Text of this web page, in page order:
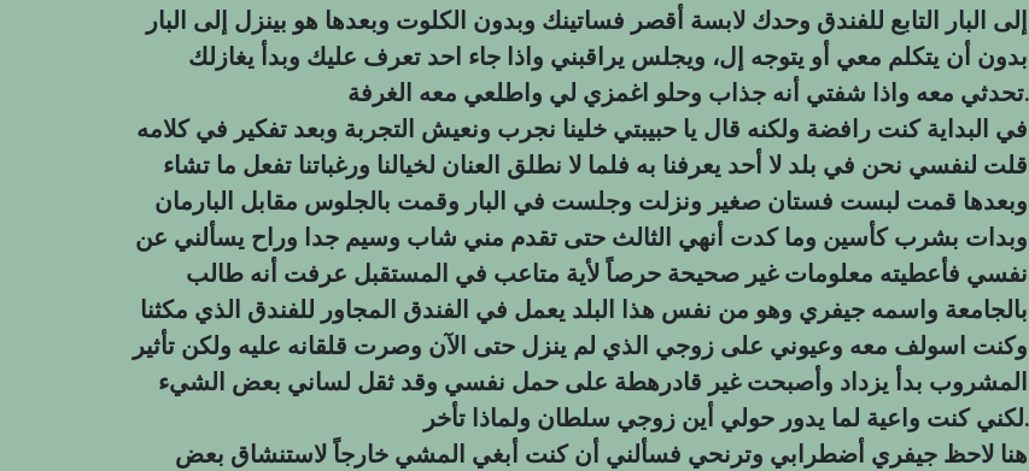
إلى البار التابع للفندق وحدك لابسة أقصر فساتينك وبدون الكلوت وبعدها هو بينزل إلى البار
بدون أن يتكلم معي أو يتوجه إل، ويجلس يراقبني واذا جاء احد تعرف عليك وبدأ يغازلك
تحدثي معه واذا شفتي أنه جذاب وحلو اغمزي لي واطلعي معه الغرفة.
في البداية كنت رافضة ولكنه قال يا حبيبتي خلينا نجرب ونعيش التجربة وبعد تفكير في كلامه
قلت لنفسي نحن في بلد لا أحد يعرفنا به فلما لا نطلق العنان لخيالنا ورغباتنا تفعل ما تشاء
وبعدها قمت لبست فستان صغير ونزلت وجلست في البار وقمت بالجلوس مقابل البارمان
وبدات بشرب كأسين وما كدت أنهي الثالث حتى تقدم مني شاب وسيم جدا وراح يسألني عن
نفسي فأعطيته معلومات غير صحيحة حرصاً لأية متاعب في المستقبل عرفت أنه طالب
بالجامعة واسمه جيفري وهو من نفس هذا البلد يعمل في الفندق المجاور للفندق الذي مكثنا
وكنت اسولف معه وعيوني على زوجي الذي لم ينزل حتى الآن وصرت قلقانه عليه ولكن تأثير
المشروب بدأ يزداد وأصبحت غير قادرهطة على حمل نفسي وقد ثقل لساني بعض الشيء
لكني كنت واعية لما يدور حولي أين زوجي سلطان ولماذا تأخر.
هنا لاحظ جيفري أضطرابي وترنحي فسألني أن كنت أبغي المشي خارجاً لاستنشاق بعض